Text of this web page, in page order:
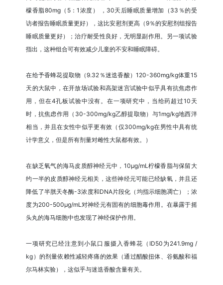
檬香脂80mg（5：1浓度） ，30天后睡眠质量增加（33％的受
访者报告睡眠质量更好），这比安慰剂更高（9％的安慰剂组报告
睡眠质量更好）；治疗耐受性良好，无明显副作用。另一项试验
指出，这种组合可有效减少儿童的不安和睡眠障碍。
在给予香蜂花提取物（9.32％迷迭香酸）120-360mg/kg体重15
天的大鼠中，在开放场试验和高架迷宫试验中似乎具有抗焦虑作
用，但在4孔板试验中没有。在一项研究中，当给药超过10天
时，抗焦虑作用（30-300mg/kg乙醇提取物）与1mg/kg地西泮
相当，并且在女性中似乎更有效（仅300mg/kg在男性中具有统
计学意义，但是所有剂量对雌性大鼠都有效。）
在缺乏氧气的海马皮质醇神经元中，10μg/mL柠檬香脂与保留大
约一半的皮质醇神经元相关，这些神经元可能已经缺氧，并且还
降低了半胱天冬酶-3浓度和DNA片段化（均指示细胞凋亡）；浓
度为200-500μg/mL对神经元有固有的细胞毒作用。在暴露于摇
头丸的海马细胞中也发现了神经保护作用。
一项研究已经注意到小鼠口服摄入香蜂花（ID50为241.9mg /
kg）的剂量依赖性减轻疼痛的效果（通过醋酸扭体、谷氨酸和福
尔马林实验），这似乎与迷迭香酸含量有关。